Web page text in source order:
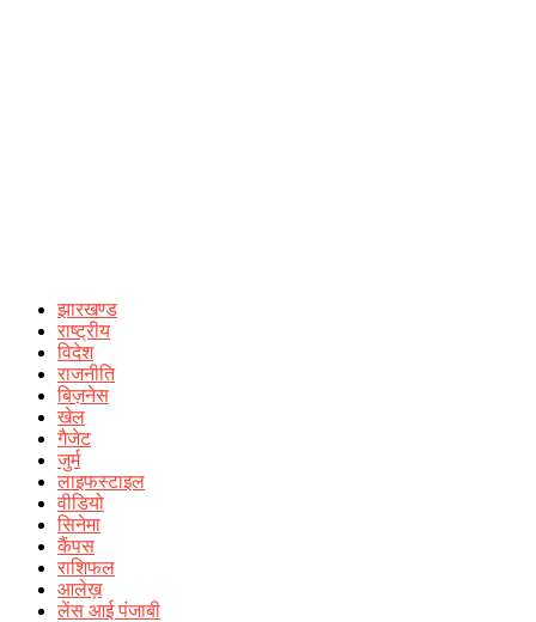
झारखण्ड
राष्ट्रीय
विदेश
राजनीति
बिज़नेस
खेल
गैजेट
जुर्म
लाइफस्टाइल
वीडियो
सिनेमा
कैंपस
राशिफल
आलेख़
लेंस आई पंजाबी